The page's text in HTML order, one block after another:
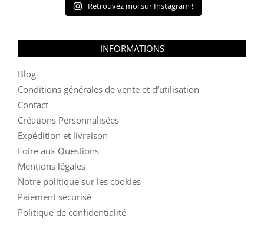
Retrouvez moi sur Instagram !
INFORMATIONS
Blog
Conditions générales de vente et d’utilisation
Contact
Créations Personnalisées
Expédition et livraison
Foire aux Questions
Mentions légales
Notre politique sur les cookies
Paiement sécurisé
Politique de confidentialité